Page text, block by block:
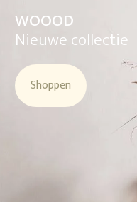
WOOOD
Nieuwe collectie
Shoppen